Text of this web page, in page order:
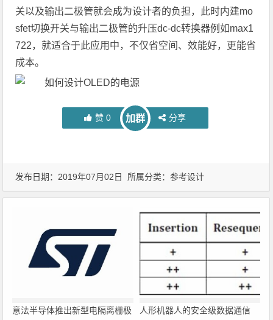
关以及输出二极管就会成为设计者的负担，此时内建mo
sfet切换开关与输出二极管的升压dc-dc转换器例如max1
722，就适合于此应用中，不仅省空间、效能好，更能省
成本。
赞 0 加群 分享
发布日期：2019年07月02日 所属分类：参考设计
意法半导体推出新型电隔离栅极 人形机器人的安全级数据通信